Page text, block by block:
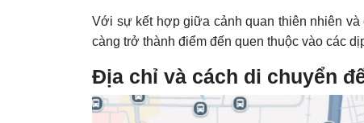
Với sự kết hợp giữa cảnh quan thiên nhiên
càng trở thành điểm đến quen thuộc vào các
Địa chỉ và cách di chuyển